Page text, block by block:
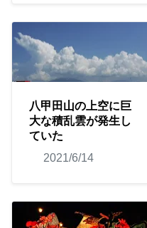
八甲田山の上空に巨
大な積乱雲が発生し
ていた
2021/6/14